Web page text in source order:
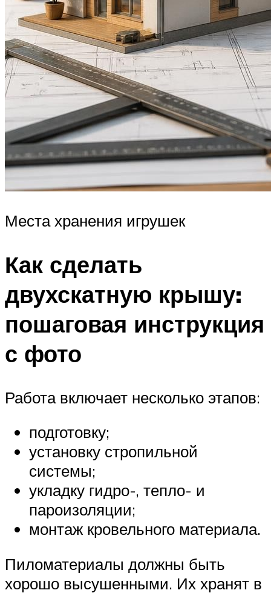
Места хранения игрушек
Как сделать
двухскатную крышу:
пошаговая инструкция
с фото
Работа включает несколько этапов:
подготовку;
установку стропильной
системы;
укладку гидро-, тепло- и
пароизоляции;
монтаж кровельного материала.
Пиломатериалы должны быть
хорошо высушенными. Их хранят в